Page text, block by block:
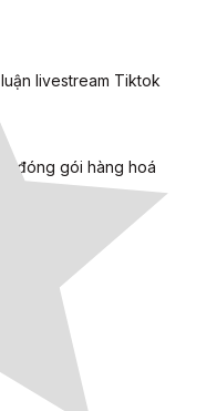
đóng gói hàng hoá
livestream Tiktok